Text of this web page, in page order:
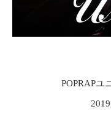
POPRAPユ